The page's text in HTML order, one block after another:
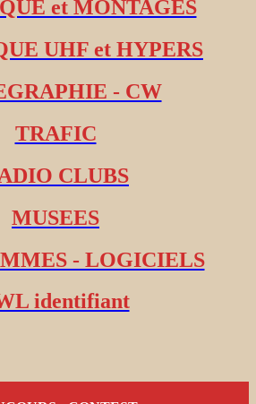
et MONTAGES
UHF et HYPERS
- CW
TRAFIC
CLUBS
MUSEES
- LOGICIELS
identifiant